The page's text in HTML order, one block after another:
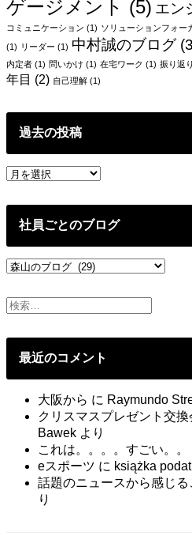
ョ
ン
ゲージメント (5) エン
コミュニケーション (1) ソリューションフォー
(1) リーダー (1) 中村誠のブログ
内定者 (1) 問いかけ (1) 在宅ワーク (1) 振り返り
年目 (2) 自己理解 (1)
過去の投稿
過
の
社員ごとのブログ
社
ご
と
グ
最近のコメント
大阪から に Raymundo
クリスマスプレゼント交換
Bawek より
これは。。。。すごい。。
eスポーツ に książka
話題のニュースから感じる
り